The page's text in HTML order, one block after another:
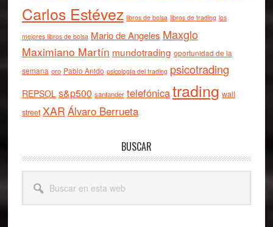
Carlos Estévez libros de bolsa libros de trading los
mejores libros de bolsa Mario de Angeles Maxglo
Maximiano Martín mundotrading oportunidad de la
semana oro Pablo Anido psicología del trading psicotrading
REPSOL s&p500 santander telefónicatrading wall
street XAR Álvaro Berrueta
BUSCAR
esta